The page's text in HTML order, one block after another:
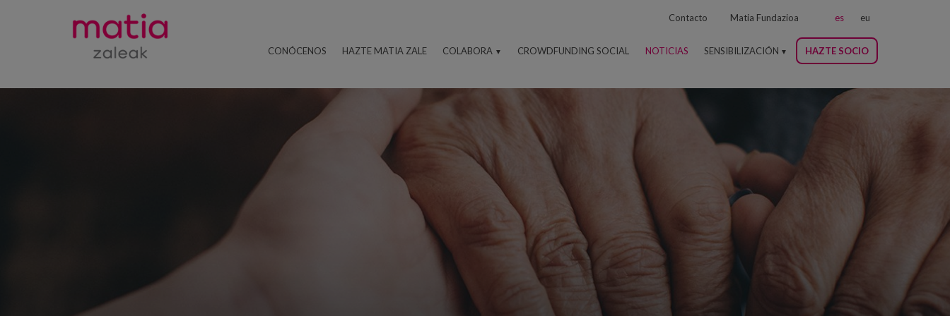
CONÓCENOS HAZTE MATIA ZALE COLABORA CROWDFUNDING SOCIAL NOTICIAS SENSIBILIZACIÓN HAZTE SOCIO
es eu
Contacto Matia Fundazioa